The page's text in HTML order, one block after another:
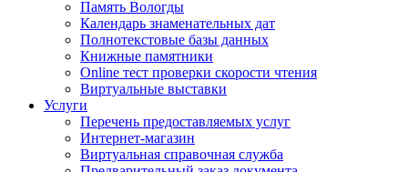
Память Вологды
Календарь знаменательных дат
Полнотекстовые базы данных
Книжные памятники
Online тест проверки скорости чтения
Виртуальные выставки
Услуги
Перечень предоставляемых услуг
Интернет-магазин
Виртуальная справочная служба